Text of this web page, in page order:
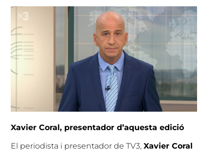
Xavier Coral, presentador d’aquesta edició
El periodista i presentador de TV3,Xavier Coral